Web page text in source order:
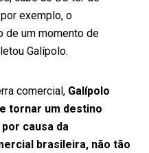
exemplo, o
de um momento de
Galípolo.
comercial, Galípolo
tornar um destino
causa da
brasileira, não tão